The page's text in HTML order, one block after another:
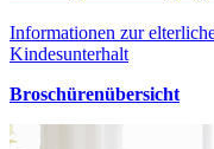
Informationen zur
Kindesunterhalt
Broschürenübersicht